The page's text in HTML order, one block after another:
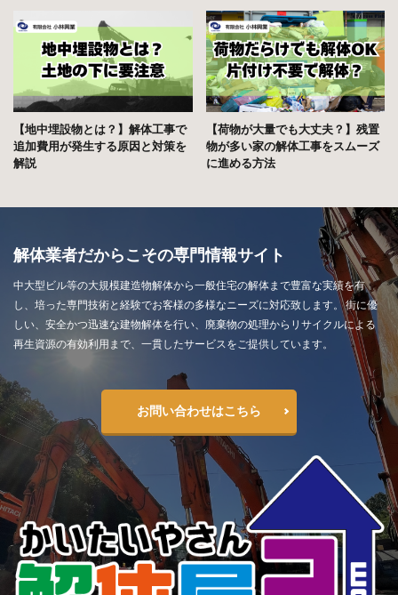
【地中埋設物とは？】解体工事で
追加費用が発生する原因と対策を
解説
【荷物が大量でも大丈夫？】残置
物が多い家の解体工事をスムーズ
に進める方法
解体業者だからこその専門情報サイト
中大型ビル等の大規模建造物解体から一般住宅の解体まで豊富な実績を有
し、培った専門技術と経験でお客様の多様なニーズに対応致します。 街に優
しい、安全かつ迅速な建物解体を行い、廃棄物の処理からリサイクルによる
再生資源の有効利用まで、一貫したサービスをご提供しています。
お問い合わせはこちら